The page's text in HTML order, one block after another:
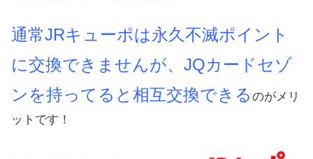
通常JRキューポは永久不滅ポイント
に交換できませんが、JQカードセゾ
ンを持ってると相互交換できる のがメリ
ットです！